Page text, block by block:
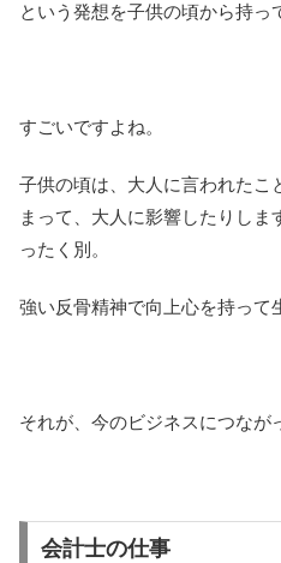
という発想を子供の頃から持っ
すごいですよね。
子供の頃は、大人に言われたこ
まって、大人に影響したりしま
ったく別。
強い反骨精神で向上心を持って
それが、今のビジネスにつなが
会計士の仕事